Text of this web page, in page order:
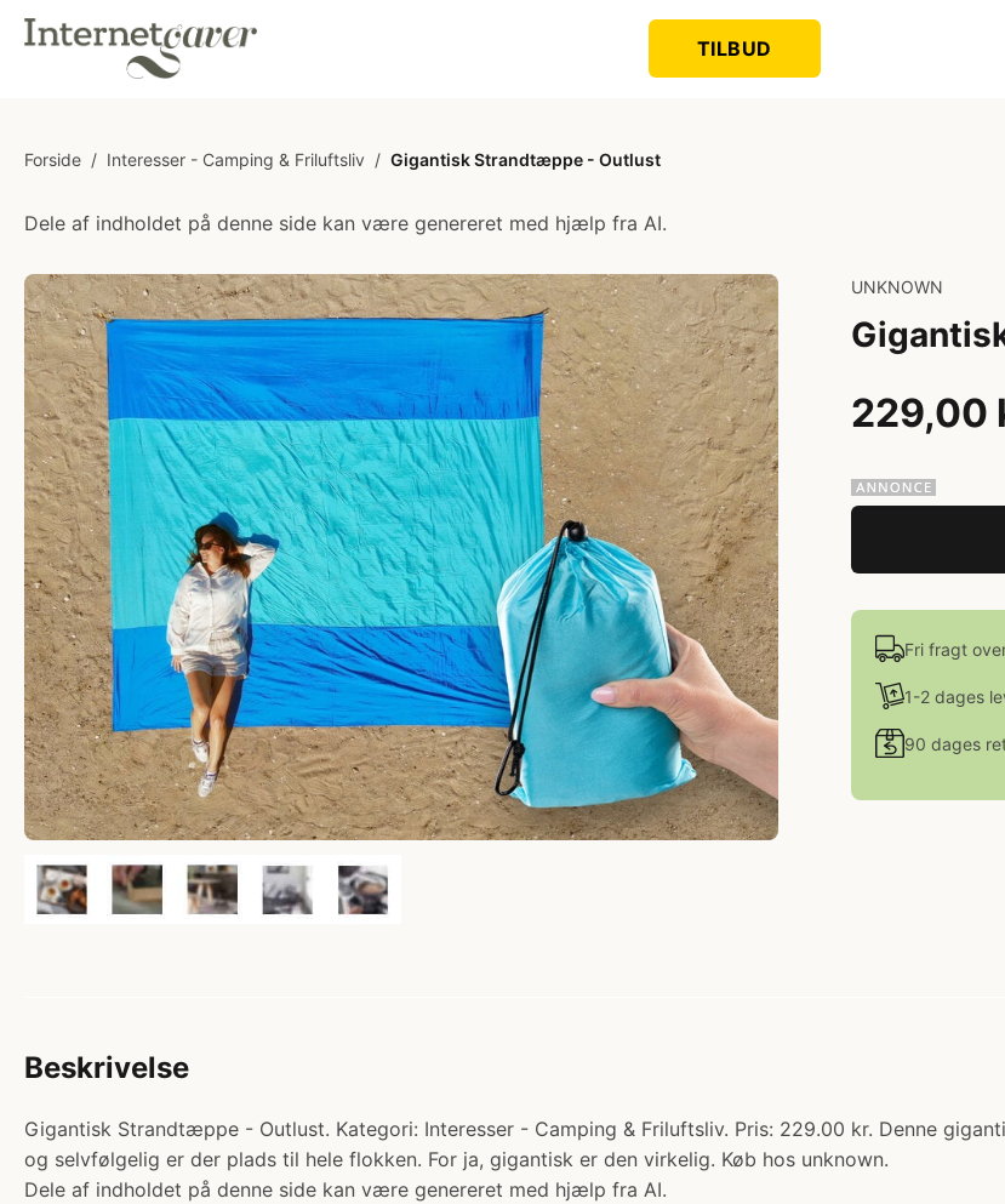
TILBUD
Forside / Interesser - Camping & Friluftsliv / Gigantisk Strandtæppe - Outlust
Dele af indholdet på denne side kan være genereret med hjælp fra AI.
UNKNOWN
229,00
Fri fragt
1-2 dages
90 dages
Beskrivelse
Gigantisk Strandtæppe - Outlust. Kategori: Interesser - Camping & Friluftsliv. Pris: 229.00 kr. Denne
og selvfølgelig er der plads til hele flokken. For ja, gigantisk er den virkelig. Køb hos unknown.
Dele af indholdet på denne side kan være genereret med hjælp fra AI.